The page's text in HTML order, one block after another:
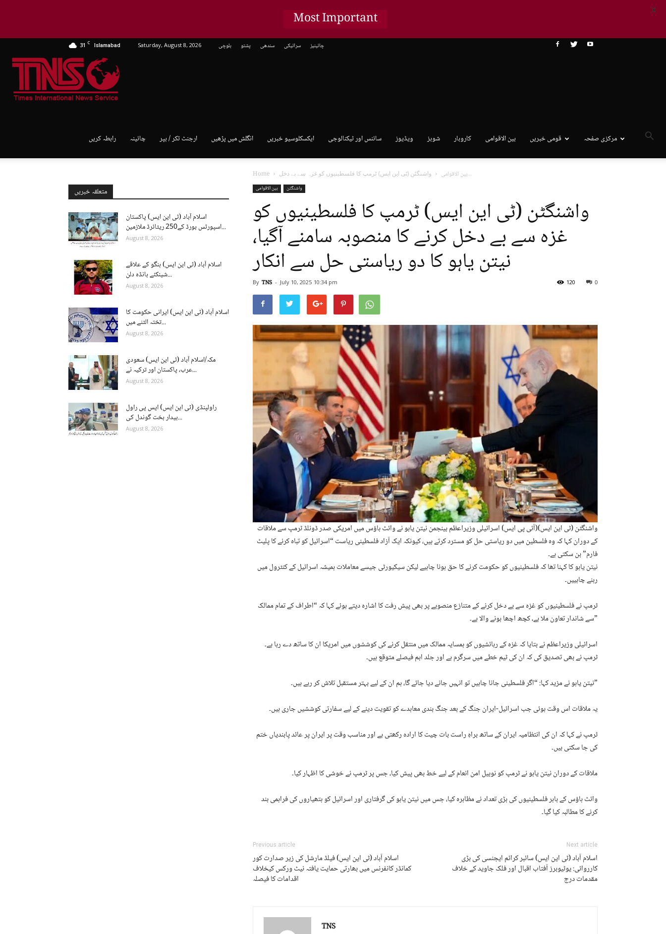
31 C Islamabad Saturday, August 8, 2026 بلوچی پشتو سندھی سرائیکی چائینیز
رابطہ کریں چائینہ ارجنٹ ٹکر / بپر انگلش میں پڑھیں ایکسکلوسیو خبریں سائنس اور ٹیکنالوجی ویڈیوز شوبز کاروبار بین الاقوامی قومی خبریں مرکزی صفحہ
Home بین الاقوامیواشنگٹن (ٹی این ایس) ٹرمپ کا فلسطینیوں کو غزہ سے بے دخل...
بین الاقوامی
واشنگٹن
واشنگٹن (ٹی این ایس) ٹرمپ کا فلسطینیوں کو
غزہ سے بے دخل کرنے کا منصوبہ سامنے آگیا،
نیتن یاہو کا دو ریاستی حل سے انکار
By TNS - July 10, 2025 10:34 pm 0
120
واشنگٹن (ٹی این ایس)(آئی پی ایس) اسرائیلی وزیراعظم بینجمن نیتن یاہو نے وائٹ ہاؤس میں امریکی صدر ڈونلڈ ٹرمپ سے ملاقات
کے دوران کہا کہ وہ فلسطین میں دو ریاستی حل کو مسترد کرتے ہیں، کیونکہ ایک آزاد فلسطینی ریاست “اسرائیل کو تباہ کرنے کا پلیٹ
فارم” بن سکتی ہے۔
نیتن یاہو کا کہنا تھا کہ فلسطینیوں کو حکومت کرنے کا حق ہونا چاہیے لیکن سیکیورٹی جیسے معاملات ہمیشہ اسرائیل کے کنٹرول میں
رہنے چاہییں۔
ٹرمپ نے فلسطینیوں کو غزہ سے بے دخل کرنے کے متنازع منصوبے پر بھی پیش رفت کا اشارہ دیتے ہوئے کہا کہ “اطراف کے تمام ممالک
سے شاندار تعاون ملا ہے، کچھ اچھا ہونے والا ہے۔”
اسرائیلی وزیراعظم نے بتایا کہ غزہ کے رہائشیوں کو ہمسایہ ممالک میں منتقل کرنے کی کوششوں میں امریکا ان کا ساتھ دے رہا ہے۔
ٹرمپ نے بھی تصدیق کی کہ ان کی ٹیم خطے میں سرگرم ہے اور جلد اہم فیصلے متوقع ہیں۔
نیتن یاہو نے مزید کہا: “اگر فلسطینی جانا چاہیں تو انہیں جانے دیا جائے گا، ہم ان کے لیے بہتر مستقبل تلاش کر رہے ہیں۔”
یہ ملاقات اس وقت ہوئی جب اسرائیل-ایران جنگ کے بعد جنگ بندی معاہدے کو تقویت دینے کے لیے سفارتی کوششیں جاری ہیں۔
ٹرمپ نے کہا کہ ان کی انتظامیہ ایران کے ساتھ براہِ راست بات چیت کا ارادہ رکھتی ہے اور مناسب وقت پر ایران پر عائد پابندیاں ختم
کی جا سکتی ہیں۔
ملاقات کے دوران نیتن یاہو نے ٹرمپ کو نوبیل امن انعام کے لیے خط بھی پیش کیا، جس پر ٹرمپ نے خوشی کا اظہار کیا۔
وائٹ ہاؤس کے باہر فلسطینیوں کی بڑی تعداد نے مظاہرہ کیا، جس میں نیتن یاہو کی گرفتاری اور اسرائیل کو ہتھیاروں کی فراہمی بند
کرنے کا مطالبہ کیا گیا۔
Previous article
اسلام آباد (ٹی این ایس) فیلڈ مارشل کی زیر صدارت کور
کمانڈر کانفرنس میں بھارتی حمایت یافتہ نیٹ ورکس کیخلاف
اقدامات کا فیصلہ
Next article
اسلام آباد (ٹی این ایس) سائبر کرائم ایجنسی کی بڑی
کارروائی: یوٹیوبرز آفتاب اقبال اور فلک جاوید کے خلاف
مقدمات درج
TNS
متعلقہ خبریں
اسلام آباد (ٹی این ایس) پاکستان
اسپورٹس بورڈ کے250 ریٹائرڈ ملازمین...
August 8, 2026
اسلام آباد (ٹی این ایس) ہنگو کے علاقے
شینکئے بانڈہ دلن...
August 8, 2026
اسلام آباد (ٹی این ایس) ایرانی حکومت کا
تختہ الٹنے میں...
August 8, 2026
مکہ/اسلام آباد (ٹی این ایس) سعودی
عرب، پاکستان اور ترکیہ نے...
August 8, 2026
راولپنڈی (ٹی این ایس) ایس پی راول
بیدار بخت گوندل کی...
August 8, 2026
Most Important X